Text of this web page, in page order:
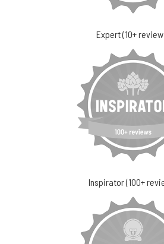
Expert (10+
Inspirator (100+